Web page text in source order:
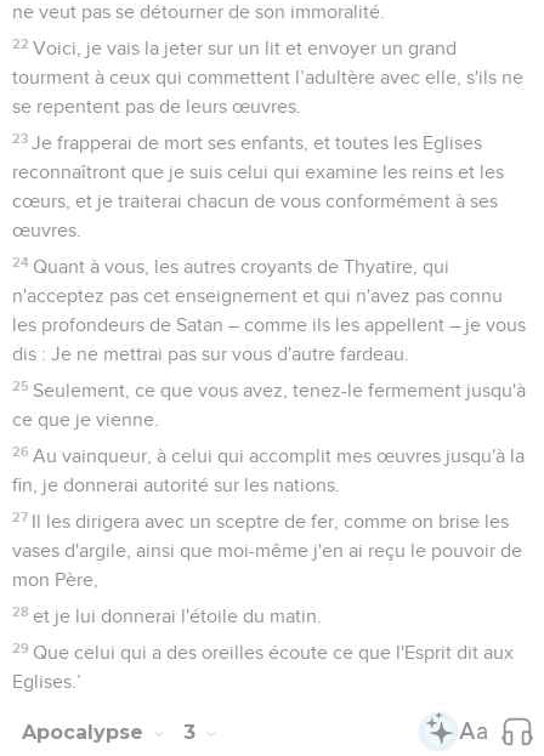
ne veut pas se détourner de son immoralité.
22 Voici, je vais la jeter sur un lit et envoyer un grand
tourment à ceux qui commettent l’adultère avec elle, s'ils ne
se repentent pas de leurs œuvres.
23 Je frapperai de mort ses enfants, et toutes les Eglises
reconnaîtront que je suis celui qui examine les reins et les
cœurs, et je traiterai chacun de vous conformément à ses
œuvres.
24 Quant à vous, les autres croyants de Thyatire, qui
n'acceptez pas cet enseignement et qui n'avez pas connu
les profondeurs de Satan – comme ils les appellent – je vous
dis : Je ne mettrai pas sur vous d'autre fardeau.
25 Seulement, ce que vous avez, tenez-le fermement jusqu'à
ce que je vienne.
26 Au vainqueur, à celui qui accomplit mes œuvres jusqu'à la
fin, je donnerai autorité sur les nations.
27 Il les dirigera avec un sceptre de fer, comme on brise les
vases d'argile, ainsi que moi-même j'en ai reçu le pouvoir de
mon Père,
28 et je lui donnerai l'étoile du matin.
29 Que celui qui a des oreilles écoute ce que l'Esprit dit aux
Eglises.’
Apocalypse 3